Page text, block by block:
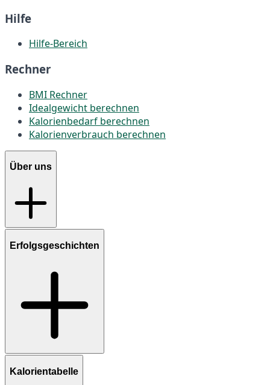
Hilfe
Hilfe-Bereich
Rechner
BMI Rechner
Idealgewicht berechnen
Kalorienbedarf berechnen
Kalorienverbrauch berechnen
Über uns
Erfolgsgeschichten
Kalorientabelle